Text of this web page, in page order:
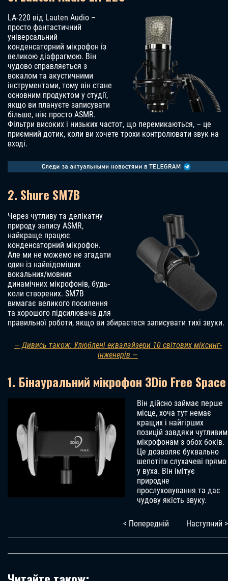
LA-220 від Lauten Audio –
просто фантастичний
універсальний
конденсаторний мікрофон із
великою діафрагмою. Він
чудово справляється з
вокалом та акустичними
інструментами, тому він стане
основним продуктом у студії,
якщо ви плануєте записувати
більше, ніж просто ASMR.
Фільтри високих і низьких частот, що перемикаються, – це
приємний дотик, коли ви хочете трохи контролювати звук на
вході.
2. Shure SM7B
Через чутливу та делікатну
природу запису ASMR,
найкраще працює
конденсаторний мікрофон.
Але ми не можемо не згадати
один із найвідоміших
вокальних/мовних
динамічних мікрофонів, будь-
коли створених. SM7B
вимагає великого посилення
та хорошого підсилювача для
правильної роботи, якщо ви збираєтеся записувати тихі звуки.
— Дивись також: Улюблені еквалайзери 10 світових міксинг-
інженерів —
1. Бінауральний мікрофон 3Dio Free Space
Він дійсно займає перше
місце, хоча тут немає
кращих і найгірших
позицій завдяки чутливим
мікрофонам з обох боків.
Це дозволяє буквально
шепотіти слухачеві прямо
у вуха. Він імітує
природне
прослуховування та дає
чудову якість звуку.
< Попередній Наступний >